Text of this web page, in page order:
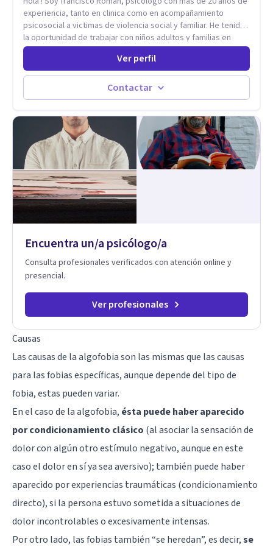
experiencia, tanto en clinica como en acompañamiento
psicosocial a victimas de violencia social y familiar. He tenido
la oportunidad de trabajar con niños adultos y familias en
todos los espacios y esto me ha dado un una variedad de
aprendizajes que ahora pongo a tu disposicion. En la
actualidad puedo atenderte de manera presencial y/o virtual,
de lunes a sabado. el costo de cada sesión lo acordamos en
el primer contacto
Ver perfil
Contactar
Encuentra un/a psicólogo/a
Consulta profesionales verificados con atención online y
presencial.
Ver profesionales
Causas
Las causas de la algofobia son las mismas que las causas
para las fobias específicas, aunque depende del tipo de
fobia, estas pueden variar.
En el caso de la algofobia, ésta puede haber aparecido
por condicionamiento clásico (al asociar la sensación de
dolor con algún otro estímulo negativo, aunque en este
caso el dolor en sí ya sea aversivo); también puede haber
aparecido por experiencias traumáticas (condicionamiento
directo), si la persona estuvo sometida a situaciones de
dolor incontrolables o excesivamente intensas.
Por otro lado, las fobias también “se heredan”, es decir,se